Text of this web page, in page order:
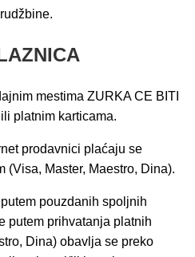
mestima ZURKA CE BITI
platnim karticama.
prodavnici plaćaju se
(Visa, Master, Maestro, Dina).
pouzdanih spoljnih
putem prihvatanja platnih
Dina) obavlja se preko